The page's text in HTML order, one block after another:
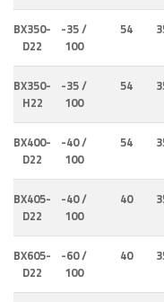
BX350-
D22
-35 /
100
54
BX350-
H22
-35 /
100
54
BX400-
D22
-40 /
100
54
BX405-
D22
-40 /
100
40
BX605-
D22
-60 /
100
40